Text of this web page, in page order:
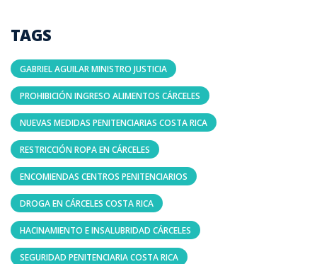
TAGS
GABRIEL AGUILAR MINISTRO JUSTICIA
PROHIBICIÓN INGRESO ALIMENTOS CÁRCELES
NUEVAS MEDIDAS PENITENCIARIAS COSTA RICA
RESTRICCIÓN ROPA EN CÁRCELES
ENCOMIENDAS CENTROS PENITENCIARIOS
DROGA EN CÁRCELES COSTA RICA
HACINAMIENTO E INSALUBRIDAD CÁRCELES
SEGURIDAD PENITENCIARIA COSTA RICA